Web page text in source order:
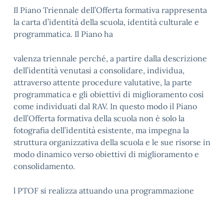
Il Piano Triennale dell’Offerta formativa rappresenta
la carta d’identità della scuola, identità culturale e
programmatica. Il Piano ha
valenza triennale perché, a partire dalla descrizione
dell’identità venutasi a consolidare, individua,
attraverso attente procedure valutative, la parte
programmatica e gli obiettivi di miglioramento così
come individuati dal RAV. In questo modo il Piano
dell’Offerta formativa della scuola non è solo la
fotografia dell’identità esistente, ma impegna la
struttura organizzativa della scuola e le sue risorse in
modo dinamico verso obiettivi di miglioramento e
consolidamento.
l PTOF si realizza attuando una programmazione